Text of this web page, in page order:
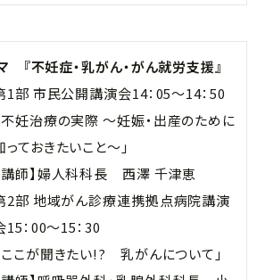
『不妊症・乳がん・がん就労支援』
1部 市民公開講演会14：05～14：50
不妊治療の実際 ～妊娠・出産のために
っておきたいこと～」
講師】婦人科科長 西澤 千津恵
2部 地域がん診療連携拠点病院講演
15：00～15：30
ここが聞きたい!? 乳がんについて」